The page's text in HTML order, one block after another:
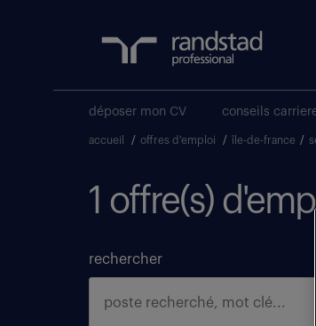
déposer mon CV conseils
accueil / offres d'emploi / île-de-france /
1 offre(s)
rechercher